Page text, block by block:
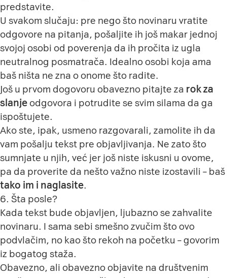
predstavite.
U svakom slučaju: pre nego što novinaru vratite
odgovore na pitanja, pošaljite ih još makar jednoj
svojoj osobi od poverenja da ih pročita iz ugla
neutralnog posmatrača. Idealno osobi koja ama
baš ništa ne zna o onome što radite.
Još u prvom dogovoru obavezno pitajte za rok za
slanje odgovora i potrudite se svim silama da ga
ispoštujete.
Ako ste, ipak, usmeno razgovarali, zamolite ih da
vam pošalju tekst pre objavljivanja. Ne zato što
sumnjate u njih, već jer još niste iskusni u ovome,
pa da proverite da nešto važno niste izostavili – baš
tako im i naglasite.
6. Šta posle?
Kada tekst bude objavljen, ljubazno se zahvalite
novinaru. I sama sebi smešno zvučim što ovo
podvlačim, no kao što rekoh na početku – govorim
iz bogatog staža.
Obavezno, ali obavezno objavite na društvenim